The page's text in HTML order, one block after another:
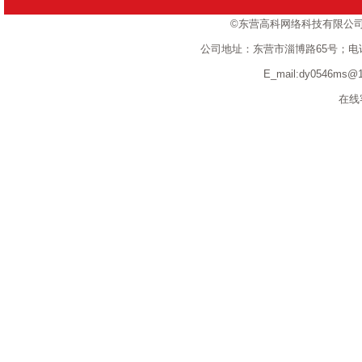
©东营高科网络科技有限公
公司地址：东营市淄博路65号；
在线